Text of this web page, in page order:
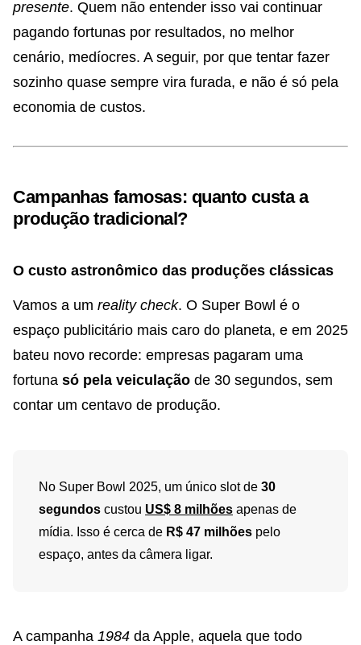
presente. Quem não entender isso vai continuar
pagando fortunas por resultados, no melhor
cenário, medíocres. A seguir, por que tentar fazer
sozinho quase sempre vira furada, e não é só pela
economia de custos.
Campanhas famosas: quanto custa a
produção tradicional?
O custo astronômico das produções clássicas
Vamos a um reality check. O Super Bowl é o
espaço publicitário mais caro do planeta, e em 2025
bateu novo recorde: empresas pagaram uma
fortuna só pela veiculação de 30 segundos, sem
contar um centavo de produção.
No Super Bowl 2025, um único slot de 30
segundos custou US$ 8 milhões apenas de
mídia. Isso é cerca de R$ 47 milhões pelo
espaço, antes da câmera ligar.
A campanha 1984 da Apple, aquela que todo